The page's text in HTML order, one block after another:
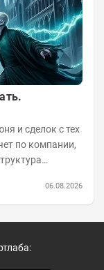
по компании,
06.08.2026